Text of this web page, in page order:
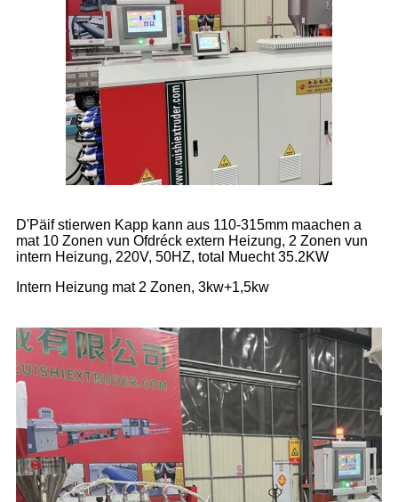
D'Päif stierwen Kapp kann aus 110-315mm maachen a
mat 10 Zonen vun Ofdréck extern Heizung, 2 Zonen vun
intern Heizung, 220V, 50HZ, total Muecht 35.2KW
Intern Heizung mat 2 Zonen, 3kw+1,5kw